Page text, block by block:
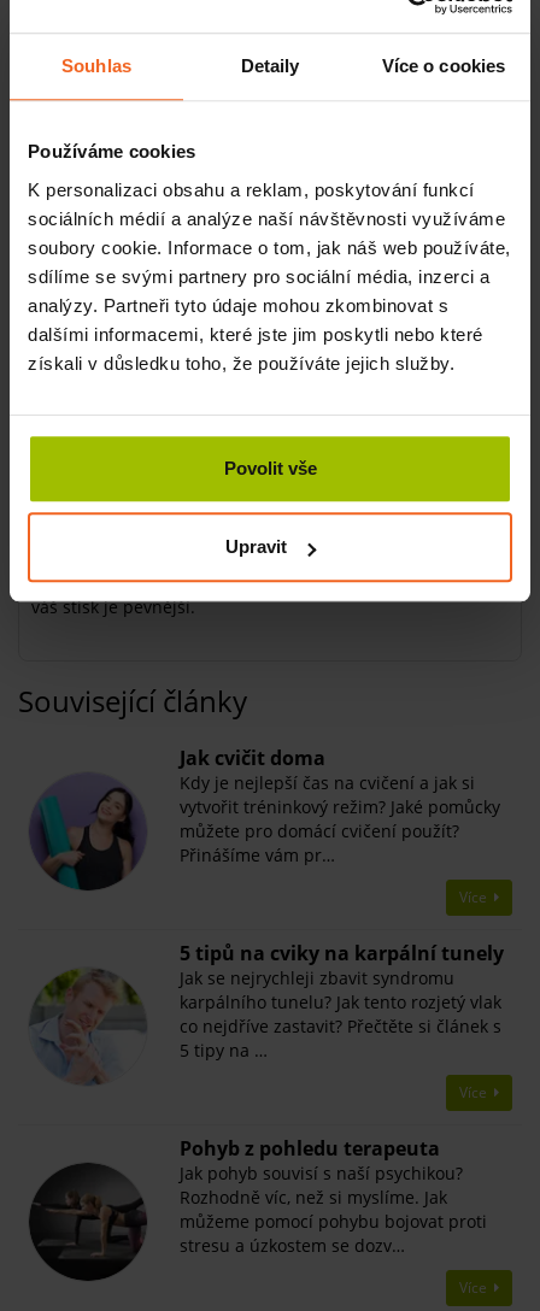
Souhlas Detaily Více o cookies
Používáme cookies
K personalizaci obsahu a reklam, poskytování funkcí
sociálních médií a analýze naší návštěvnosti využíváme
soubory cookie. Informace o tom, jak náš web používáte,
sdílíme se svými partnery pro sociální média, inzerci a
analýzy. Partneři tyto údaje mohou zkombinovat s
dalšími informacemi, které jste jim poskytli nebo které
získali v důsledku toho, že používáte jejich služby.
Povolit vše
Upravit
Základní informace
Typ: posilovače prstů
nácvik pevného stisku
Jste horolezec, sportovec nebo jen dbáte o svoji fyzickou
kondici. Procvičujte pravidelně celé tělo, ve stáří se vám
odvděčí. Pevné prsty a předloktí vám zaručí svičení s
pružinovým posilovačem.
Udržujte ve formě celé tělo s našimi
posilovacími
pomůckami
od Eureka.
Cvičit s ním můžete kdekoliv a kdykoliv. Vezměte si jej
třeba s sebou do kanceláře a jednou za čas si procvičte
svůj úchop, vrátí vám to krev do žil. Nebo ho vezměte na
vašim rukám udělá velkou službu. Je lehký a skladný.
Pěnová držadla zajistí komfort při držení a brzy ucítíte, že
váš stisk je pevnější.
Související články
Jak cvičit doma
Kdy je nejlepší čas na cvičení a jak si
vytvořit tréninkový režim? Jaké pomůcky
můžete pro domácí cvičení použít?
Přinášíme vám pr…
Více
5 tipů na cviky na karpální tunely
Jak se nejrychleji zbavit syndromu
karpálního tunelu? Jak tento rozjetý vlak
co nejdříve zastavit? Přečtěte si článek s
5 tipy na …
Více
Pohyb z pohledu terapeuta
Jak pohyb souvisí s naší psychikou?
Rozhodně víc, než si myslíme. Jak
můžeme pomocí pohybu bojovat proti
stresu a úzkostem se dozv…
Více